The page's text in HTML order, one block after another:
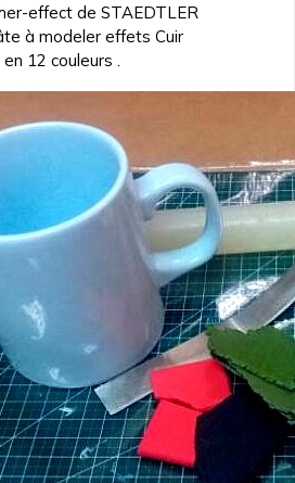
effect de STAEDTLER
à modeler effets Cuir
12 couleurs .